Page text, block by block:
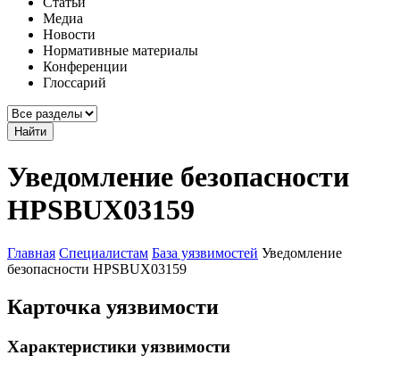
Медиа
Новости
Нормативные материалы
Конференции
Глоссарий
Найти
Уведомление безопасности
HPSBUX03159
Главная Специалистам База уязвимостей Уведомление
безопасности HPSBUX03159
Карточка уязвимости
Характеристики уязвимости